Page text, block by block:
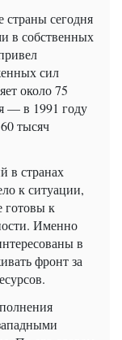
страны сегодня
в собственных
сил
около 75
— в 1991 году
тысяч
в странах
к ситуации,
готовы к
Именно
в
фронт за